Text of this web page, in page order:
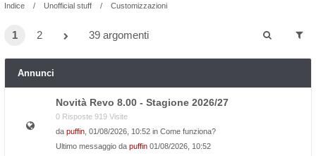
Indice Unofficial stuff Customizzazioni
1 2 39 argomenti
Annunci
Novità Revo 8.00 - Stagione 2026/27
0 Risposte 919 Visite
da puffin , 01/08/2026, 10:52 in Come funziona?
Ultimo messaggio da puffin 01/08/2026, 10:52